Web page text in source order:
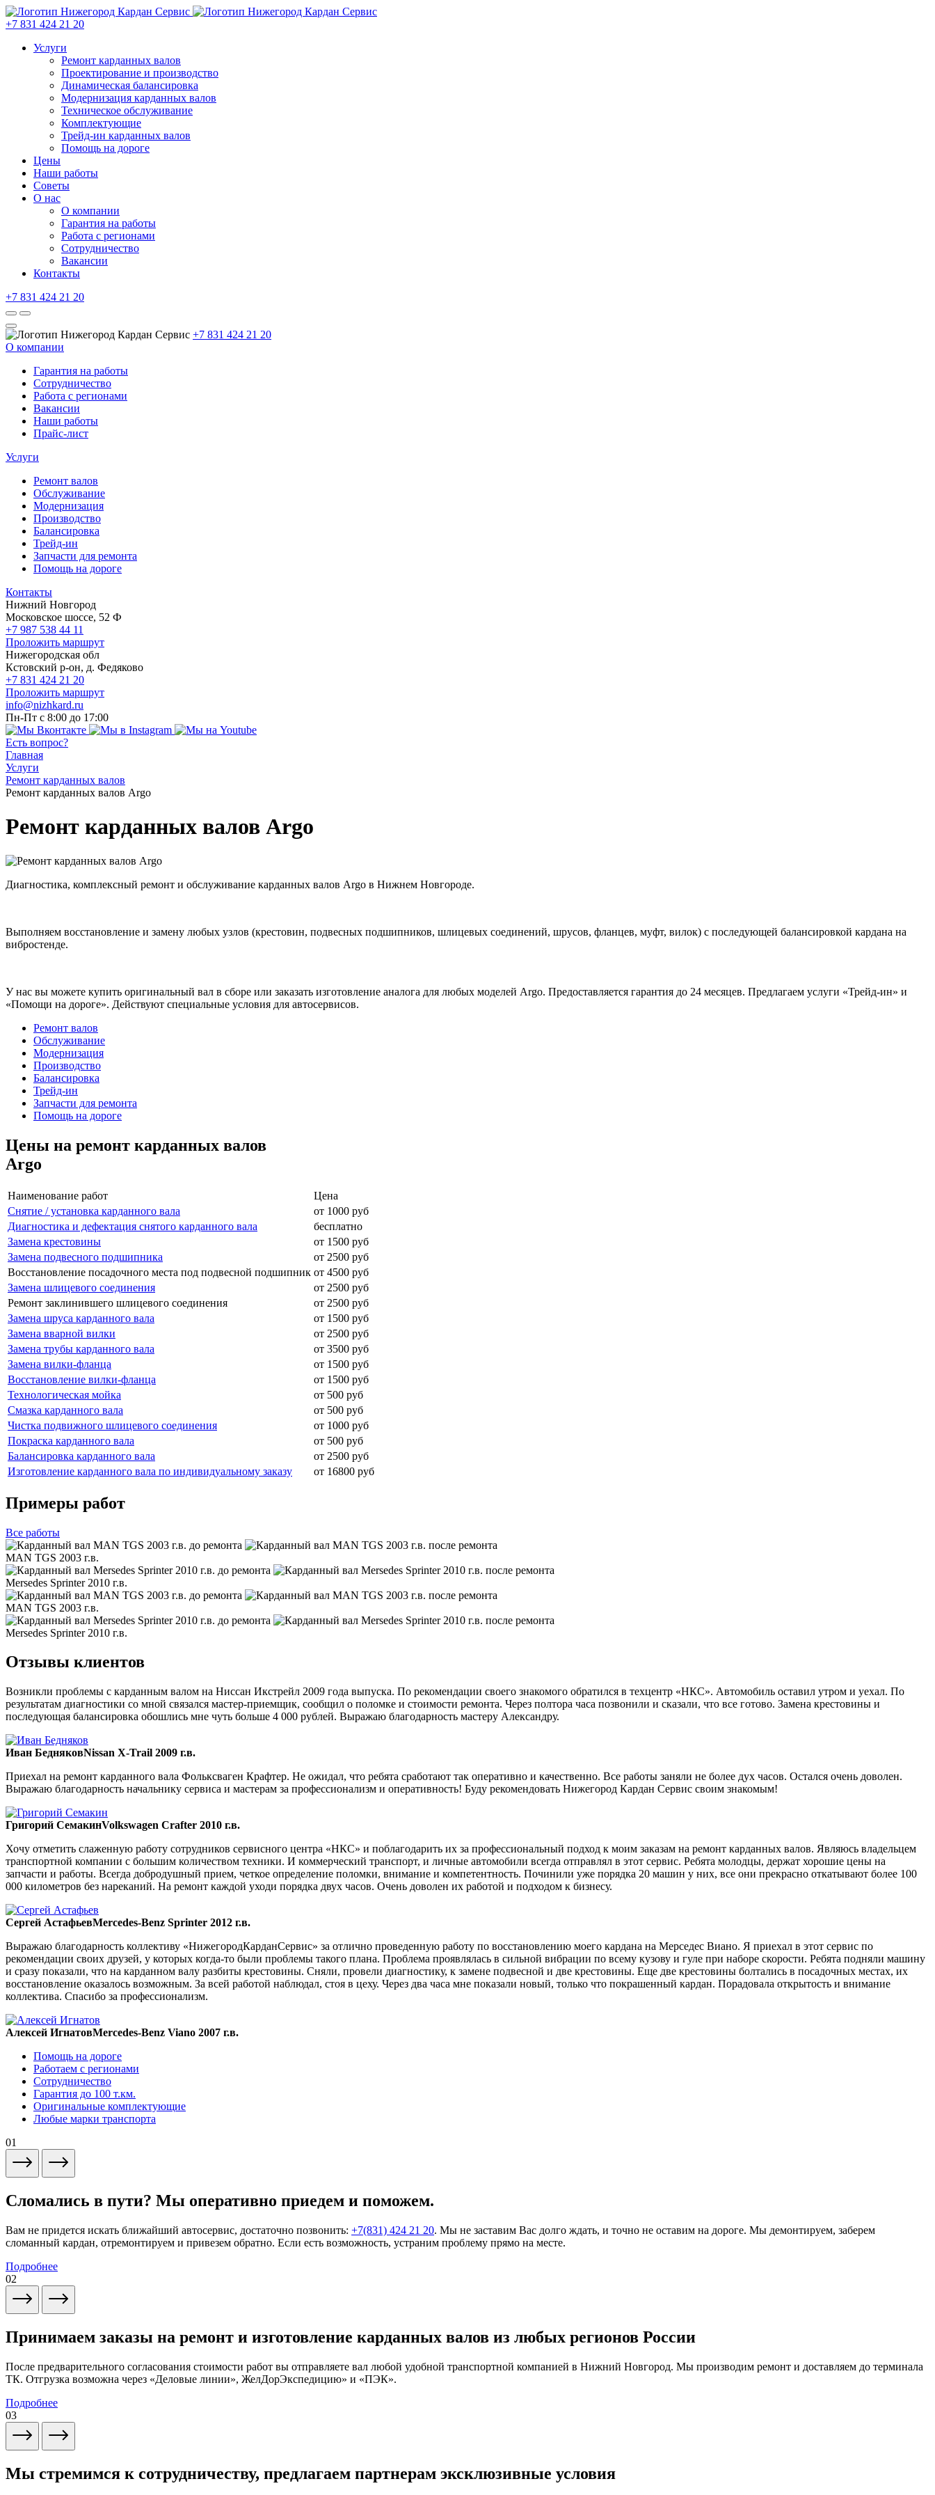
+7 831 424 21 20
Услуги
Ремонт карданных валов
Проектирование и производство
Динамическая балансировка
Модернизация карданных валов
Техническое обслуживание
Комплектующие
Трейд-ин карданных валов
Помощь на дороге
Цены
Наши работы
Советы
О нас
О компании
Гарантия на работы
Работа с регионами
Сотрудничество
Вакансии
Контакты
+7 831 424 21 20
+7 831 424 21 20
О компании
Гарантия на работы
Сотрудничество
Работа с регионами
Вакансии
Наши работы
Прайс-лист
Услуги
Ремонт валов
Обслуживание
Модернизация
Производство
Балансировка
Трейд-ин
Запчасти для ремонта
Помощь на дороге
Контакты
Нижний Новгород
Московское шоссе, 52 Ф
+7 987 538 44 11
Проложить маршрут
Нижегородская обл
Кстовский р-он, д. Федяково
+7 831 424 21 20
Проложить маршрут
info@nizhkard.ru
Пн-Пт с 8:00 до 17:00
Есть вопрос?
Главная
Услуги
Ремонт карданных валов
Ремонт карданных валов Argo
Ремонт карданных валов Argo
Диагностика, комплексный ремонт и обслуживание карданных валов Argo в Нижнем Новгороде.
Выполняем восстановление и замену любых узлов (крестовин, подвесных подшипников, шлицевых соединений, шрусов, фланцев, муфт, вилок) с последующей балансировкой кардана на
вибростенде.
У нас вы можете купить оригинальный вал в сборе или заказать изготовление аналога для любых моделей Argo. Предоставляется гарантия до 24 месяцев. Предлагаем услуги «Трейд-ин» и
«Помощи на дороге». Действуют специальные условия для автосервисов.
Ремонт валов
Обслуживание
Модернизация
Производство
Балансировка
Трейд-ин
Запчасти для ремонта
Помощь на дороге
Цены на ремонт карданных валов
Argo
Наименование работ
Цена
Снятие / установка карданного вала
от 1000 руб
Диагностика и дефектация снятого карданного вала
бесплатно
Замена крестовины
от 1500 руб
Замена подвесного подшипника
от 2500 руб
Восстановление посадочного места под подвесной подшипник от 4500 руб
Замена шлицевого соединения
от 2500 руб
Ремонт заклинившего шлицевого соединения
от 2500 руб
Замена шруса карданного вала
от 1500 руб
Замена вварной вилки
от 2500 руб
Замена трубы карданного вала
от 3500 руб
Замена вилки-фланца
от 1500 руб
Восстановление вилки-фланца
от 1500 руб
Технологическая мойка
от 500 руб
Смазка карданного вала
от 500 руб
Чистка подвижного шлицевого соединения
от 1000 руб
Покраска карданного вала
от 500 руб
Балансировка карданного вала
от 2500 руб
Изготовление карданного вала по индивидуальному заказу
от 16800 руб
Примеры работ
Все работы
MAN TGS 2003 г.в.
Mersedes Sprinter 2010 г.в.
MAN TGS 2003 г.в.
Mersedes Sprinter 2010 г.в.
Отзывы клиентов
Возникли проблемы с карданным валом на Ниссан Икстрейл 2009 года выпуска. По рекомендации своего знакомого обратился в техцентр «НКС». Автомобиль оставил утром и уехал. По
результатам диагностики со мной связался мастер-приемщик, сообщил о поломке и стоимости ремонта. Через полтора часа позвонили и сказали, что все готово. Замена крестовины и
последующая балансировка обошлись мне чуть больше 4 000 рублей. Выражаю благодарность мастеру Александру.
Иван БедняковNissan X-Trail 2009 г.в.
Приехал на ремонт карданного вала Фольксваген Крафтер. Не ожидал, что ребята сработают так оперативно и качественно. Все работы заняли не более дух часов. Остался очень доволен.
Выражаю благодарность начальнику сервиса и мастерам за профессионализм и оперативность! Буду рекомендовать Нижегород Кардан Сервис своим знакомым!
Григорий СемакинVolkswagen Crafter 2010 г.в.
Хочу отметить слаженную работу сотрудников сервисного центра «НКС» и поблагодарить их за профессиональный подход к моим заказам на ремонт карданных валов. Являюсь владельцем
транспортной компании с большим количеством техники. И коммерческий транспорт, и личные автомобили всегда отправлял в этот сервис. Ребята молодцы, держат хорошие цены на
запчасти и работы. Всегда добродушный прием, четкое определение поломки, внимание и компетентность. Починили уже порядка 20 машин у них, все они прекрасно откатывают более 100
000 километров без нареканий. На ремонт каждой уходи порядка двух часов. Очень доволен их работой и подходом к бизнесу.
Сергей АстафьевMercedes-Benz Sprinter 2012 г.в.
Выражаю благодарность коллективу «НижегородКарданСервис» за отлично проведенную работу по восстановлению моего кардана на Мерседес Виано. Я приехал в этот сервис по
рекомендации своих друзей, у которых когда-то были проблемы такого плана. Проблема проявлялась в сильной вибрации по всему кузову и гуле при наборе скорости. Ребята подняли машину
и сразу показали, что на карданном валу разбиты крестовины. Сняли, провели диагностику, к замене подвесной и две крестовины. Еще две крестовины болтались в посадочных местах, их
восстановление оказалось возможным. За всей работой наблюдал, стоя в цеху. Через два часа мне показали новый, только что покрашенный кардан. Порадовала открытость и внимание
коллектива. Спасибо за профессионализм.
Алексей ИгнатовMercedes-Benz Viano 2007 г.в.
Помощь на дороге
Работаем с регионами
Сотрудничество
Гарантия до 100 т.км.
Оригинальные комплектующие
Любые марки транспорта
01
Сломались в пути? Мы оперативно приедем и поможем.
Вам не придется искать ближайший автосервис, достаточно позвонить: +7(831) 424 21 20. Мы не заставим Вас долго ждать, и точно не оставим на дороге. Мы демонтируем, заберем
сломанный кардан, отремонтируем и привезем обратно. Если есть возможность, устраним проблему прямо на месте.
Подробнее
02
Принимаем заказы на ремонт и изготовление карданных валов из любых регионов России
После предварительного согласования стоимости работ вы отправляете вал любой удобной транспортной компанией в Нижний Новгород. Мы производим ремонт и доставляем до терминала
ТК. Отгрузка возможна через «Деловые линии», ЖелДорЭкспедицию» и «ПЭК».
Подробнее
03
Мы стремимся к сотрудничеству, предлагаем партнерам эксклюзивные условия